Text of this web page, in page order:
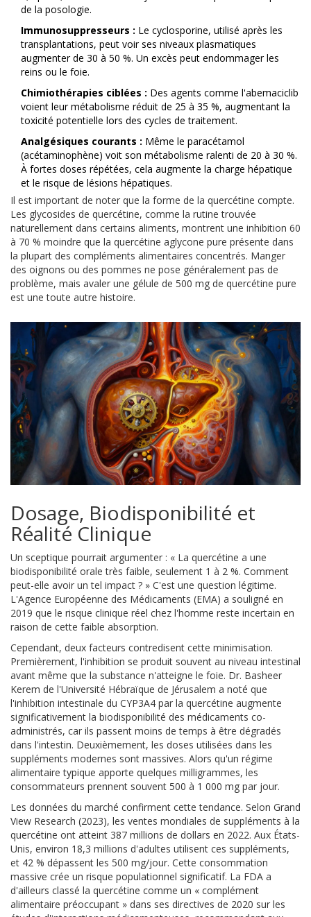
de la posologie.
Immunosuppresseurs : Le cyclosporine, utilisé après les
transplantations, peut voir ses niveaux plasmatiques
augmenter de 30 à 50 %. Un excès peut endommager les
reins ou le foie.
Chimiothérapies ciblées : Des agents comme l'abemaciclib
voient leur métabolisme réduit de 25 à 35 %, augmentant la
toxicité potentielle lors des cycles de traitement.
Analgésiques courants : Même le paracétamol
(acétaminophène) voit son métabolisme ralenti de 20 à 30 %.
À fortes doses répétées, cela augmente la charge hépatique
et le risque de lésions hépatiques.
Il est important de noter que la forme de la quercétine compte.
Les glycosides de quercétine, comme la rutine trouvée
naturellement dans certains aliments, montrent une inhibition 60
à 70 % moindre que la quercétine aglycone pure présente dans
la plupart des compléments alimentaires concentrés. Manger
des oignons ou des pommes ne pose généralement pas de
problème, mais avaler une gélule de 500 mg de quercétine pure
est une toute autre histoire.
Dosage, Biodisponibilité et
Réalité Clinique
Un sceptique pourrait argumenter : « La quercétine a une
biodisponibilité orale très faible, seulement 1 à 2 %. Comment
peut-elle avoir un tel impact ? » C'est une question légitime.
L'Agence Européenne des Médicaments (EMA) a souligné en
2019 que le risque clinique réel chez l'homme reste incertain en
raison de cette faible absorption.
Cependant, deux facteurs contredisent cette minimisation.
Premièrement, l'inhibition se produit souvent au niveau intestinal
avant même que la substance n'atteigne le foie. Dr. Basheer
Kerem de l'Université Hébraïque de Jérusalem a noté que
l'inhibition intestinale du CYP3A4 par la quercétine augmente
significativement la biodisponibilité des médicaments co-
administrés, car ils passent moins de temps à être dégradés
dans l'intestin. Deuxièmement, les doses utilisées dans les
suppléments modernes sont massives. Alors qu'un régime
alimentaire typique apporte quelques milligrammes, les
consommateurs prennent souvent 500 à 1 000 mg par jour.
Les données du marché confirment cette tendance. Selon Grand
View Research (2023), les ventes mondiales de suppléments à la
quercétine ont atteint 387 millions de dollars en 2022. Aux États-
Unis, environ 18,3 millions d'adultes utilisent ces suppléments,
et 42 % dépassent les 500 mg/jour. Cette consommation
massive crée un risque populationnel significatif. La FDA a
d'ailleurs classé la quercétine comme un « complément
alimentaire préoccupant » dans ses directives de 2020 sur les